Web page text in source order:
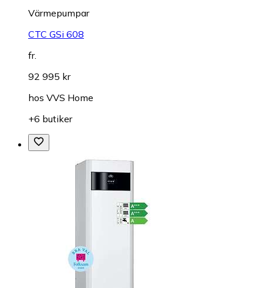
Värmepumpar
CTC GSi 608
fr.
92 995 kr
hos VVS Home
+6 butiker